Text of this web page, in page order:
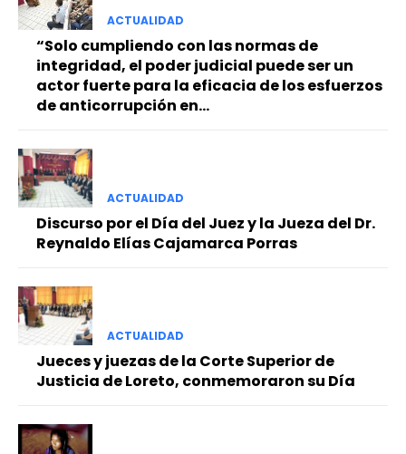
ACTUALIDAD
“Solo cumpliendo con las normas de
integridad, el poder judicial puede ser un
actor fuerte para la eficacia de los esfuerzos
de anticorrupción en...
ACTUALIDAD
Discurso por el Día del Juez y la Jueza del Dr.
Reynaldo Elías Cajamarca Porras
ACTUALIDAD
Jueces y juezas de la Corte Superior de
Justicia de Loreto, conmemoraron su Día